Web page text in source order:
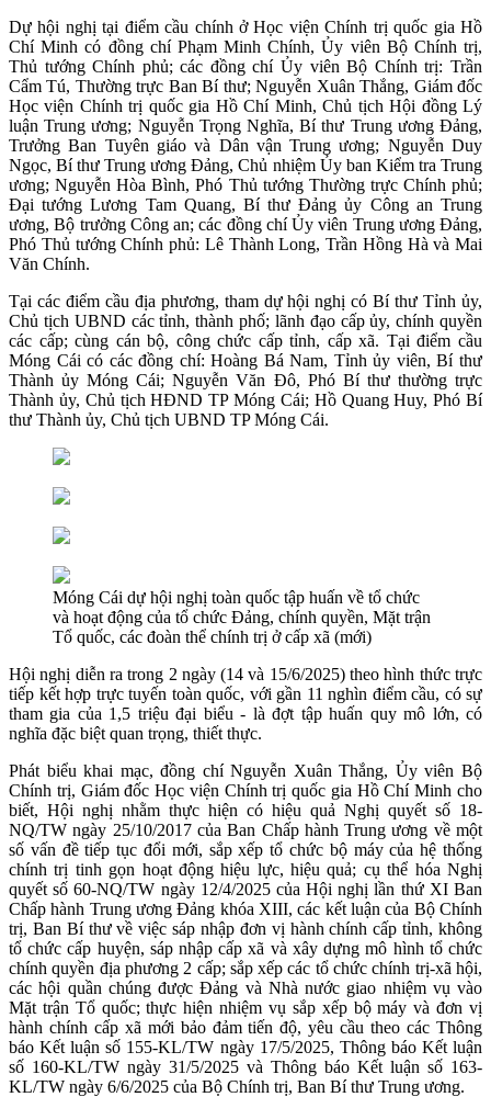
Dự hội nghị tại điểm cầu chính ở Học viện Chính trị quốc gia Hồ
Chí Minh có đồng chí Phạm Minh Chính, Ủy viên Bộ Chính trị,
Thủ tướng Chính phủ; các đồng chí Ủy viên Bộ Chính trị: Trần
Cẩm Tú, Thường trực Ban Bí thư; Nguyễn Xuân Thắng, Giám đốc
Học viện Chính trị quốc gia Hồ Chí Minh, Chủ tịch Hội đồng Lý
luận Trung ương; Nguyễn Trọng Nghĩa, Bí thư Trung ương Đảng,
Trưởng Ban Tuyên giáo và Dân vận Trung ương; Nguyễn Duy
Ngọc, Bí thư Trung ương Đảng, Chủ nhiệm Ủy ban Kiểm tra Trung
ương; Nguyễn Hòa Bình, Phó Thủ tướng Thường trực Chính phủ;
Đại tướng Lương Tam Quang, Bí thư Đảng ủy Công an Trung
ương, Bộ trưởng Công an; các đồng chí Ủy viên Trung ương Đảng,
Phó Thủ tướng Chính phủ: Lê Thành Long, Trần Hồng Hà và Mai
Văn Chính.
Tại các điểm cầu địa phương, tham dự hội nghị có Bí thư Tỉnh ủy,
Chủ tịch UBND các tỉnh, thành phố; lãnh đạo cấp ủy, chính quyền
các cấp; cùng cán bộ, công chức cấp tỉnh, cấp xã. Tại điểm cầu
Móng Cái có các đồng chí: Hoàng Bá Nam, Tỉnh ủy viên, Bí thư
Thành ủy Móng Cái; Nguyễn Văn Đô, Phó Bí thư thường trực
Thành ủy, Chủ tịch HĐND TP Móng Cái; Hồ Quang Huy, Phó Bí
thư Thành ủy, Chủ tịch UBND TP Móng Cái.
Móng Cái dự hội nghị toàn quốc tập huấn về tổ chức
và hoạt động của tổ chức Đảng, chính quyền, Mặt trận
Tổ quốc, các đoàn thể chính trị ở cấp xã (mới)
Hội nghị diễn ra trong 2 ngày (14 và 15/6/2025) theo hình thức trực
tiếp kết hợp trực tuyến toàn quốc, với gần 11 nghìn điểm cầu, có sự
tham gia của 1,5 triệu đại biểu - là đợt tập huấn quy mô lớn, có
nghĩa đặc biệt quan trọng, thiết thực.
Phát biểu khai mạc, đồng chí Nguyễn Xuân Thắng, Ủy viên Bộ
Chính trị, Giám đốc Học viện Chính trị quốc gia Hồ Chí Minh cho
biết, Hội nghị nhằm thực hiện có hiệu quả Nghị quyết số 18-
NQ/TW ngày 25/10/2017 của Ban Chấp hành Trung ương về một
số vấn đề tiếp tục đổi mới, sắp xếp tổ chức bộ máy của hệ thống
chính trị tinh gọn hoạt động hiệu lực, hiệu quả; cụ thể hóa Nghị
quyết số 60-NQ/TW ngày 12/4/2025 của Hội nghị lần thứ XI Ban
Chấp hành Trung ương Đảng khóa XIII, các kết luận của Bộ Chính
trị, Ban Bí thư về việc sáp nhập đơn vị hành chính cấp tỉnh, không
tổ chức cấp huyện, sáp nhập cấp xã và xây dựng mô hình tổ chức
chính quyền địa phương 2 cấp; sắp xếp các tổ chức chính trị-xã hội,
các hội quần chúng được Đảng và Nhà nước giao nhiệm vụ vào
Mặt trận Tổ quốc; thực hiện nhiệm vụ sắp xếp bộ máy và đơn vị
hành chính cấp xã mới bảo đảm tiến độ, yêu cầu theo các Thông
báo Kết luận số 155-KL/TW ngày 17/5/2025, Thông báo Kết luận
số 160-KL/TW ngày 31/5/2025 và Thông báo Kết luận số 163-
KL/TW ngày 6/6/2025 của Bộ Chính trị, Ban Bí thư Trung ương.